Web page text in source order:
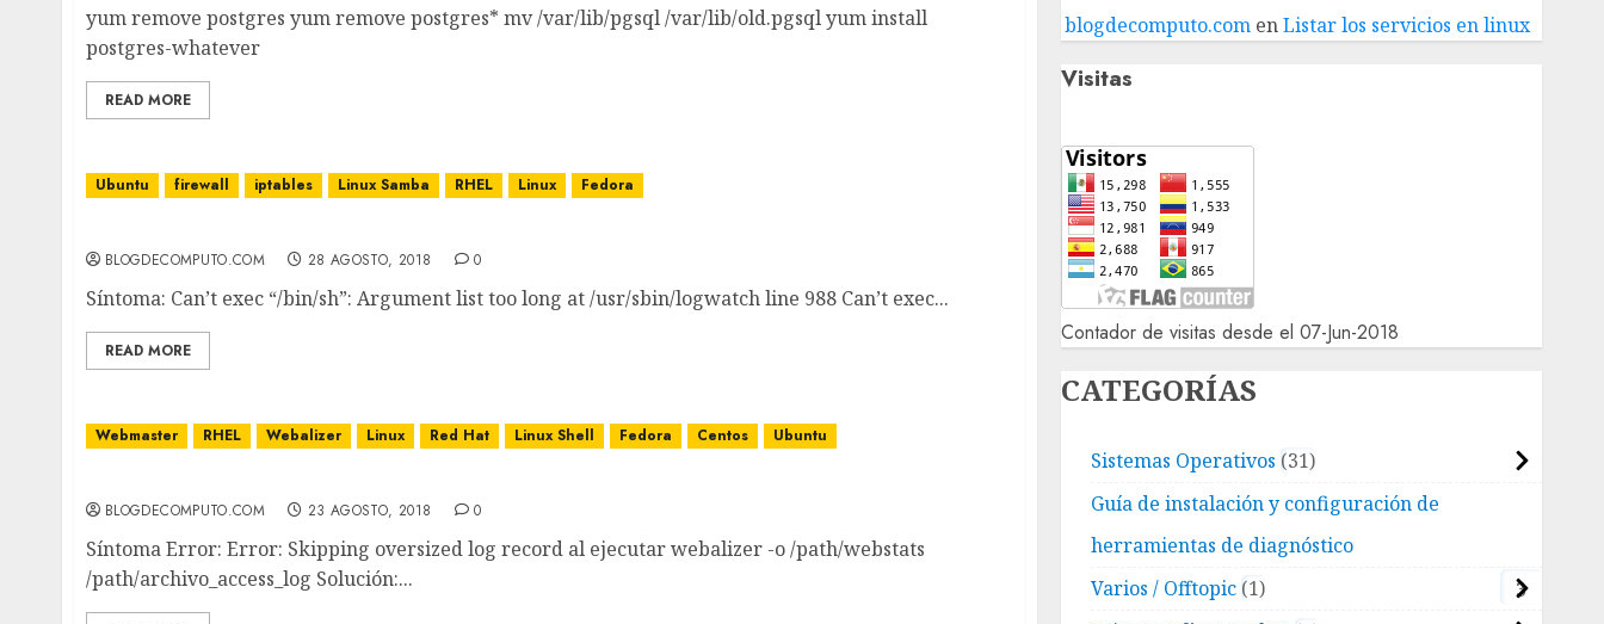
yum remove postgres yum remove postgres* mv /var/lib/pgsql /var/lib/old.pgsql yum install
postgres-whatever
READ MORE
Ubuntu firewall iptables Linux Samba RHEL Linux Fedora
BLOGDECOMPUTO.COM 28 AGOSTO, 2018 0
Síntoma: Can’t exec “/bin/sh”: Argument list too long at /usr/sbin/logwatch line 988 Can’t exec...
READ MORE
Webmaster RHEL Webalizer Linux Red Hat Linux Shell Fedora Centos Ubuntu
BLOGDECOMPUTO.COM 23 AGOSTO, 2018 0
Síntoma Error: Error: Skipping oversized log record al ejecutar webalizer -o /path/webstats
/path/archivo_access_log Solución:...
blogdecomputo.comenListar los servicios en linux
Visitas
Contador de visitas desde el 07-Jun-2018
CATEGORÍAS
Sistemas Operativos 31
Guía de instalación y configuración de
herramientas de diagnóstico
3
Varios / Offtopic 1